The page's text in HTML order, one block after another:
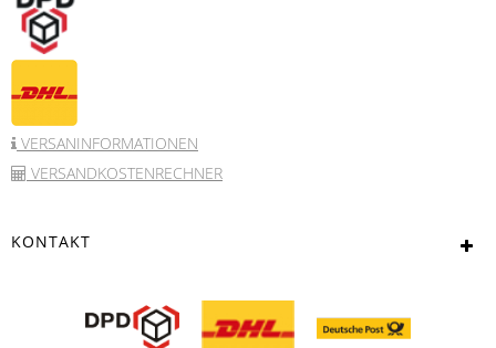
VERSANINFORMATIONEN
VERSANDKOSTENRECHNER
KONTAKT